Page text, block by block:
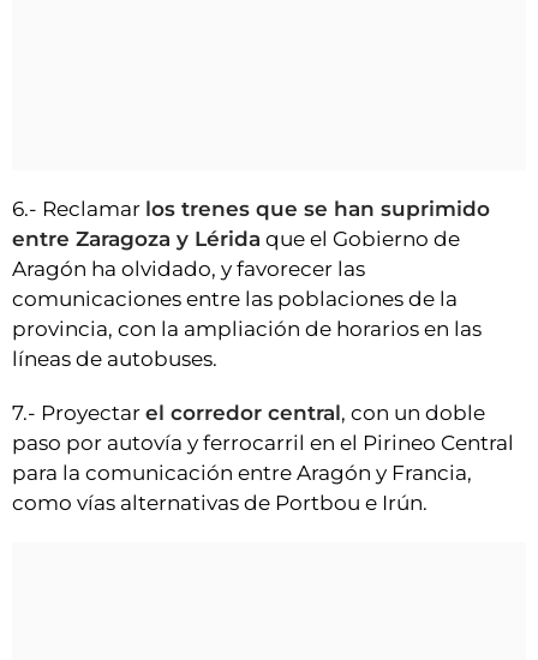
6.- Reclamar los trenes que se han suprimido
entre Zaragoza y Lérida que el Gobierno de
Aragón ha olvidado, y favorecer las
comunicaciones entre las poblaciones de la
provincia, con la ampliación de horarios en las
líneas de autobuses.
7.- Proyectar el corredor central, con un doble
paso por autovía y ferrocarril en el Pirineo Central
para la comunicación entre Aragón y Francia,
como vías alternativas de Portbou e Irún.